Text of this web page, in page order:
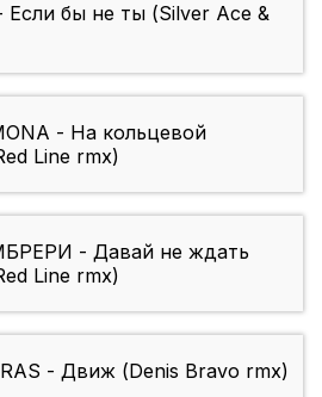
бы не ты (Silver Ace &
- На кольцевой
Line rmx)
- Давай не ждать
Line rmx)
- Движ (Denis Bravo rmx)